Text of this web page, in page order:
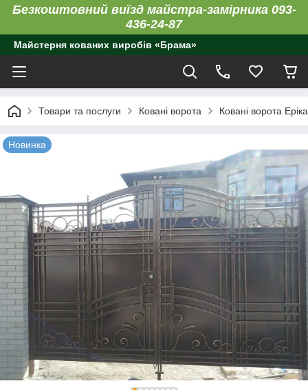
Безкоштовний виїзд майстра-замірника 093-
436-24-87
Майстерня кованих виробів «Брама»
Товари та послуги Ковані ворота Ковані ворота
Новинка